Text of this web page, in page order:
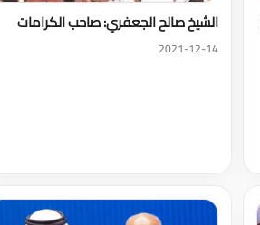
الشيخ صالح الجعفري: صاحب الكرامات
2021-12-14